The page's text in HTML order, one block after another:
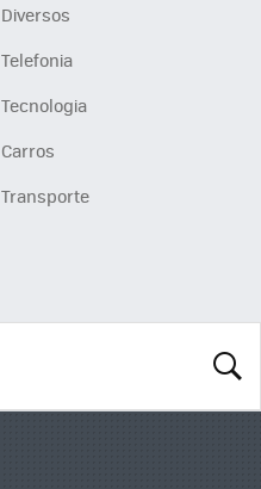
Diversos
Telefonia
Tecnologia
Carros
Transporte